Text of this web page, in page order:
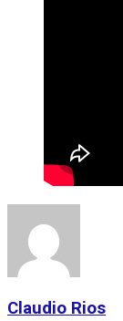
Claudio Rios